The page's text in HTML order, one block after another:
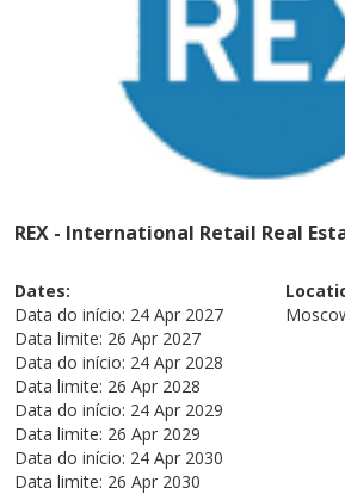
REX - International Retail Real
Dates:
Data do início: 24 Apr 2027
Data limite: 26 Apr 2027
Data do início: 24 Apr 2028
Data limite: 26 Apr 2028
Data do início: 24 Apr 2029
Data limite: 26 Apr 2029
Data do início: 24 Apr 2030
Data limite: 26 Apr 2030